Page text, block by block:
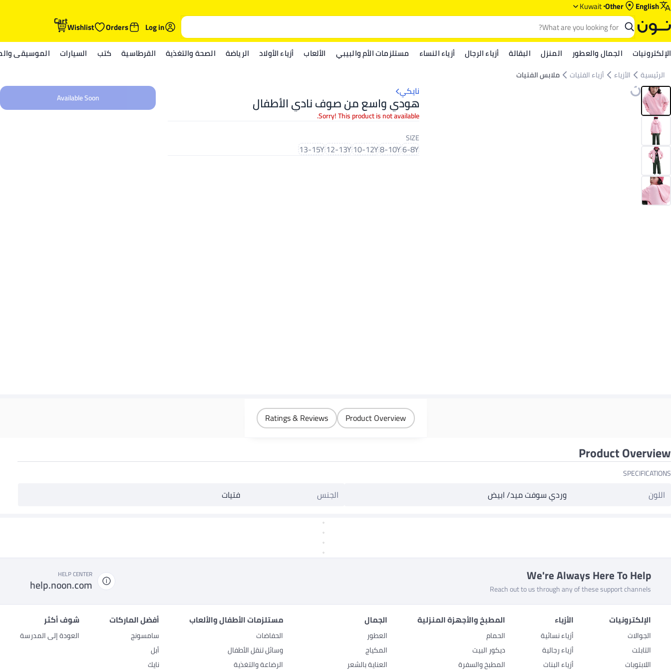
English
Other
Kuwait
Log in
Orders
Wishlist
Cart
الإلكترونيات الجمال والعطور المنزل البقالة أزياء الرجال أزياء النساء مستلزمات الأم والبيبي الألعاب أزياء الأولاد الرياضة الصحة والتغذية القرطاسية كتب السيارات الموسيقى
الرئيسية الأزياء أزياء الفتيات ملابس الفتيات
نايكي
هودي واسع من صوف نادي الأطفال
Sorry! This product is not available.
SIZE
6-8Y
8-10Y
10-12Y
12-13Y
13-15Y
Available Soon
Product Overview
Ratings & Reviews
Product Overview
SPECIFICATIONS
اللون وردي سوفت ميد/ ابيض الجنس فتيات
We're Always Here To Help
Reach out to us through any of these support channels
HELP CENTER
help.noon.com
الإلكترونيات
الجوالات
التابلت
اللابتوبات
الأزياء
أزياء نسائية
أزياء رجالية
أزياء البنات
المطبخ والأجهزة المنزلية
الحمام
ديكور البيت
المطبخ والسفرة
الجمال
العطور
المكياج
العناية بالشعر
مستلزمات الأطفال والألعاب
الحفاضات
وسائل تنقل الأطفال
الرضاعة والتغذية
أفضل الماركات
سامسونج
أبل
نايك
شوف أكثر
العودة إلى المدرسة